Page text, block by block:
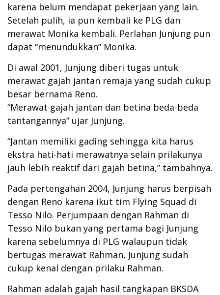
karena belum mendapat pekerjaan yang lain.
Setelah pulih, ia pun kembali ke PLG dan
merawat Monika kembali. Perlahan Junjung pun
dapat “menundukkan” Monika.
Di awal 2001, Junjung diberi tugas untuk
merawat gajah jantan remaja yang sudah cukup
besar bernama Reno.
“Merawat gajah jantan dan betina beda-beda
tantangannya” ujar Junjung.
“Jantan memiliki gading sehingga kita harus
ekstra hati-hati merawatnya selain prilakunya
jauh lebih reaktif dari gajah betina,” tambahnya.
Pada pertengahan 2004, Junjung harus berpisah
dengan Reno karena ikut tim Flying Squad di
Tesso Nilo. Perjumpaan dengan Rahman di
Tesso Nilo bukan yang pertama bagi Junjung
karena sebelumnya di PLG walaupun tidak
bertugas merawat Rahman, Junjung sudah
cukup kenal dengan prilaku Rahman.
Rahman adalah gajah hasil tangkapan BKSDA